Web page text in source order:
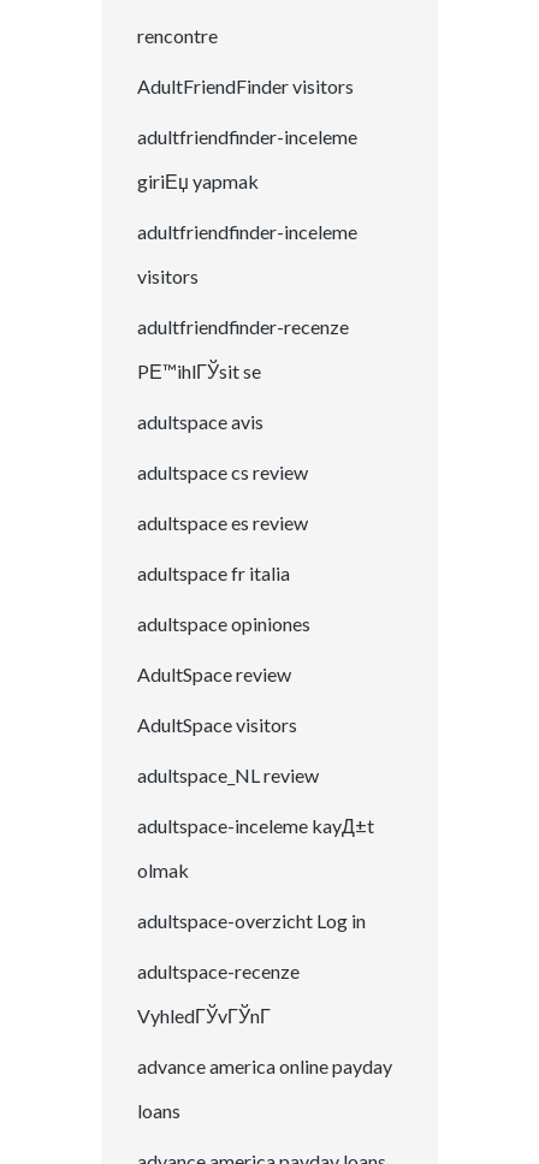
rencontre
AdultFriendFinder visitors
adultfriendfinder-inceleme
giriЕџ yapmak
adultfriendfinder-inceleme
visitors
adultfriendfinder-recenze
PЕ™ihlГЎsit se
adultspace avis
adultspace cs review
adultspace es review
adultspace fr italia
adultspace opiniones
AdultSpace review
AdultSpace visitors
adultspace_NL review
adultspace-inceleme kayД±t
olmak
adultspace-overzicht Log in
adultspace-recenze
VyhledГЎvГЎnГ­
advance america online payday
loans